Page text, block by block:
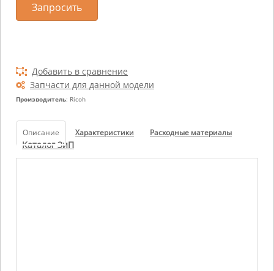
Добавить в сравнение
Запчасти для данной модели
Производитель: Ricoh
Запросить
Описание Характеристики Расходные материалы
Каталог ЗиП